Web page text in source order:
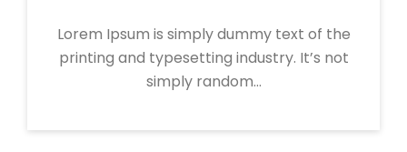
Lorem Ipsum is simply dummy text of the
printing and typesetting industry. It’s not
simply random…